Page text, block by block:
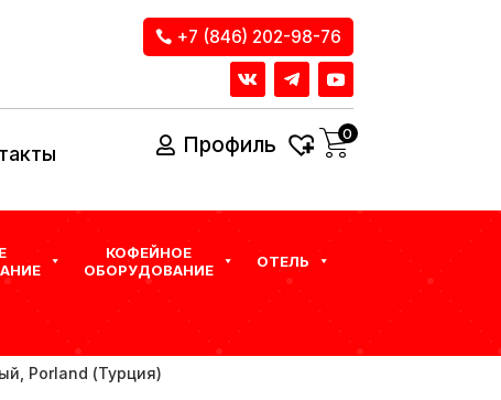
+7 (846) 202-98-76
Профиль 0
КОФЕЙНОЕ
ОБОРУДОВАНИЕ
ОТЕЛЬ
Porland (Турция)